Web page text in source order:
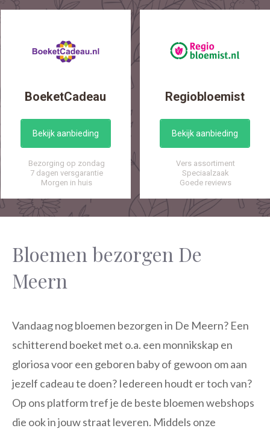
BoeketCadeau
Bekijk aanbieding
Bezorging op zondag
7 dagen versgarantie
Morgen in huis
Regiobloemist
Bekijk aanbieding
Vers assortiment
Speciaalzaak
Goede reviews
Bloemen bezorgen De
Meern
Vandaag nog bloemen bezorgen in De Meern? Een
schitterend boeket met o.a. een monnikskap en
gloriosa voor een geboren baby of gewoon om aan
jezelf cadeau te doen? Iedereen houdt er toch van?
Op ons platform tref je de beste bloemen webshops
die ook in jouw straat leveren. Middels onze